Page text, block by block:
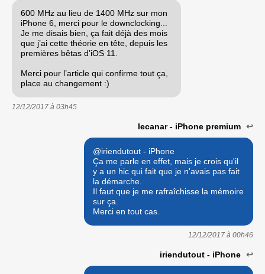
600 MHz au lieu de 1400 MHz sur mon
iPhone 6, merci pour le downclocking...
Je me disais bien, ça fait déjà des mois
que j’ai cette théorie en tête, depuis les
premières bêtas d’iOS 11.
Merci pour l’article qui confirme tout ça,
place au changement :)
12/12/2017 à 03h45
lecanar - iPhone premium ↩
@iriendutout - iPhone
Ça me parle en effet, mais je crois qu'il
y a un hic qui fait que je n'avais pas fait
la démarche.
Il faut que je me rafraîchisse la mémoire
sur ça.
Merci en tout cas.
12/12/2017 à 00h46
iriendutout - iPhone ↩